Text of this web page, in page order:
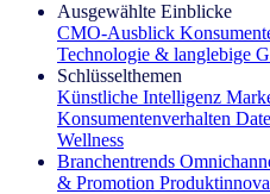
Ausgewählte Einblicke
CMO‑Ausblick
Technologie & langlebige
Schlüsselthemen
Künstliche Intelligenz
Konsumentenverhalten
Wellness
Branchentrends
& Promotion